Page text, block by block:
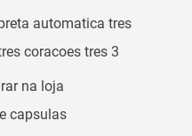
automatica tres
coracoes tres 3
na loja
capsulas